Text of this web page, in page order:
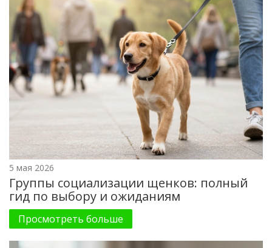
5 мая 2026
Группы социализации щенков: полный
гид по выбору и ожиданиям
Просмотреть больше